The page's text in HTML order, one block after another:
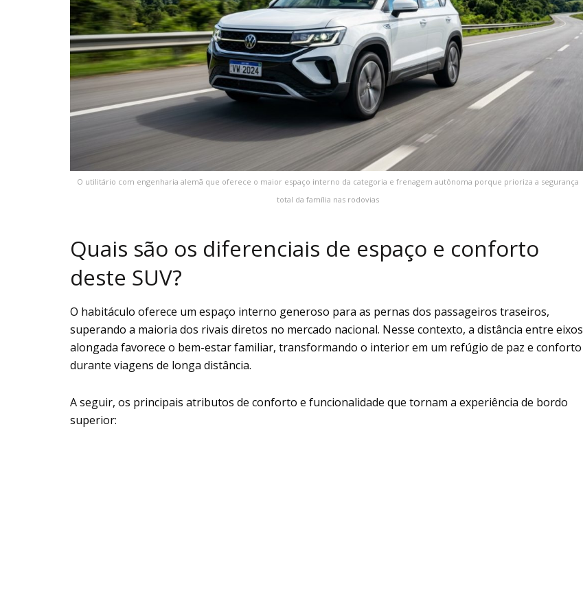
O utilitário com engenharia alemã que oferece o maior espaço interno da categoria e frenagem autônoma porque prioriza a segurança
total da família nas rodovias
Quais são os diferenciais de espaço e conforto
deste SUV?
O habitáculo oferece um espaço interno generoso para as pernas dos passageiros traseiros,
superando a maioria dos rivais diretos no mercado nacional. Nesse contexto, a distância entre eixos
alongada favorece o bem-estar familiar, transformando o interior em um refúgio de paz e conforto
durante viagens de longa distância.
A seguir, os principais atributos de conforto e funcionalidade que tornam a experiência de bordo
superior: